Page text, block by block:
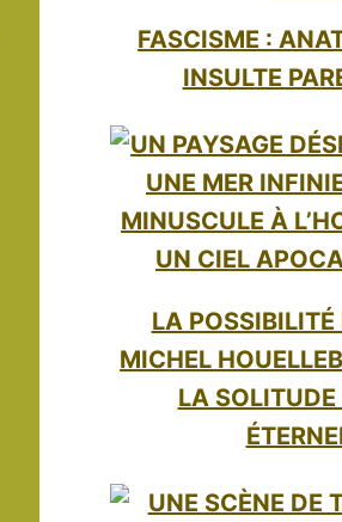
FASCISME :
INSULTE
LA POSSIBILITÉ
MICHEL
LA